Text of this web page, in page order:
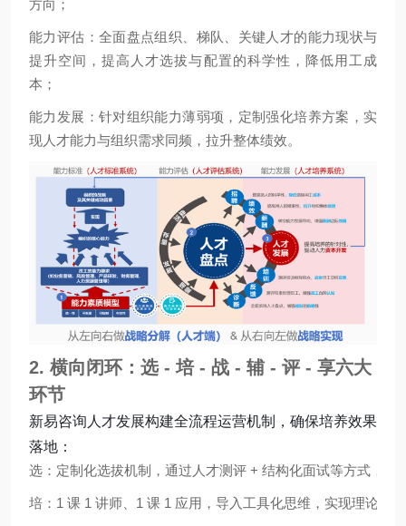
方向；
能力评估：全面盘点组织、梯队、关键人才的能力现状与
提升空间，提高人才选拔与配置的科学性，降低用工成
本；
能力发展：针对组织能力薄弱项，定制强化培养方案，实
现人才能力与组织需求同频，拉升整体绩效。
2. 横向闭环：选 - 培 - 战 - 辅 - 评 - 享六大
环节
新易咨询人才发展构建全流程运营机制，确保培养效果
落地：
选：定制化选拔机制，通过人才测评 + 结构化面试等方式，精
培：1 课 1 讲师、1 课 1 应用，导入工具化思维，实现理论与